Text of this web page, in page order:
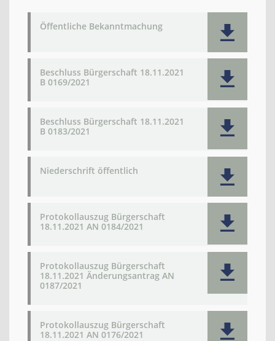
Öffentliche Bekanntmachung
Beschluss Bürgerschaft 18.11.2021
B 0169/2021
Beschluss Bürgerschaft 18.11.2021
B 0183/2021
Niederschrift öffentlich
Protokollauszug Bürgerschaft
18.11.2021 AN 0184/2021
Protokollauszug Bürgerschaft
18.11.2021 Änderungsantrag AN
0187/2021
Protokollauszug Bürgerschaft
18.11.2021 AN 0176/2021